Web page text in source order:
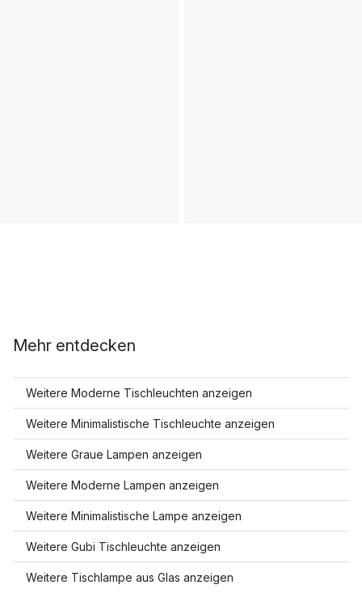
Mehr entdecken
Weitere Moderne Tischleuchten anzeigen
Weitere Minimalistische Tischleuchte anzeigen
Weitere Graue Lampen anzeigen
Weitere Moderne Lampen anzeigen
Weitere Minimalistische Lampe anzeigen
Weitere Gubi Tischleuchte anzeigen
Weitere Tischlampe aus Glas anzeigen